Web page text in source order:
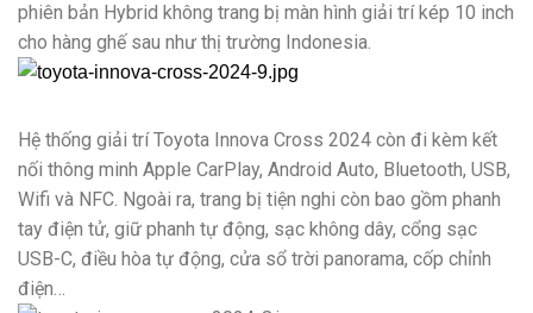
phiên bản Hybrid không trang bị màn hình giải trí kép 10 inch
cho hàng ghế sau như thị trường Indonesia.
Hệ thống giải trí Toyota Innova Cross 2024 còn đi kèm kết
nối thông minh Apple CarPlay, Android Auto, Bluetooth, USB,
Wifi và NFC. Ngoài ra, trang bị tiện nghi còn bao gồm phanh
tay điện tử, giữ phanh tự động, sạc không dây, cổng sạc
USB-C, điều hòa tự động, cửa sổ trời panorama, cốp chỉnh
điện…